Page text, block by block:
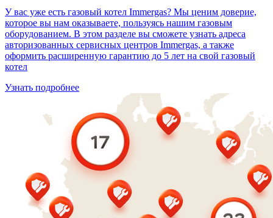
У вас уже есть газовый котел Immergas? Мы ценим доверие,
которое вы нам оказываете, пользуясь нашим газовым
оборудованием. В этом разделе вы сможете узнать адреса
авторизованных сервисных центров Immergas, а также
оформить расширенную гарантию до 5 лет на свой газовый
котел
Узнать подробнее